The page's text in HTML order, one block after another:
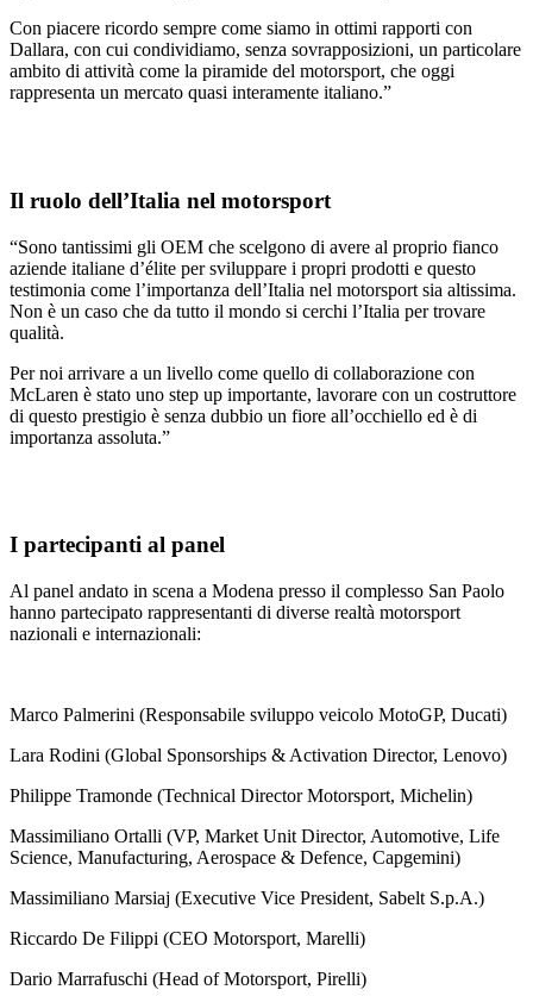
Con piacere ricordo sempre come siamo in ottimi rapporti con
Dallara, con cui condividiamo, senza sovrapposizioni, un particolare
ambito di attività come la piramide del motorsport, che oggi
rappresenta un mercato quasi interamente italiano.”
Il ruolo dell’Italia nel motorsport
“Sono tantissimi gli OEM che scelgono di avere al proprio fianco
aziende italiane d’élite per sviluppare i propri prodotti e questo
testimonia come l’importanza dell’Italia nel motorsport sia altissima.
Non è un caso che da tutto il mondo si cerchi l’Italia per trovare
qualità.
Per noi arrivare a un livello come quello di collaborazione con
McLaren è stato uno step up importante, lavorare con un costruttore
di questo prestigio è senza dubbio un fiore all’occhiello ed è di
importanza assoluta.”
I partecipanti al panel
Al panel andato in scena a Modena presso il complesso San Paolo
hanno partecipato rappresentanti di diverse realtà motorsport
nazionali e internazionali:
Marco Palmerini (Responsabile sviluppo veicolo MotoGP, Ducati)
Lara Rodini (Global Sponsorships & Activation Director, Lenovo)
Philippe Tramonde (Technical Director Motorsport, Michelin)
Massimiliano Ortalli (VP, Market Unit Director, Automotive, Life
Science, Manufacturing, Aerospace & Defence, Capgemini)
Massimiliano Marsiaj (Executive Vice President, Sabelt S.p.A.)
Riccardo De Filippi (CEO Motorsport, Marelli)
Dario Marrafuschi (Head of Motorsport, Pirelli)